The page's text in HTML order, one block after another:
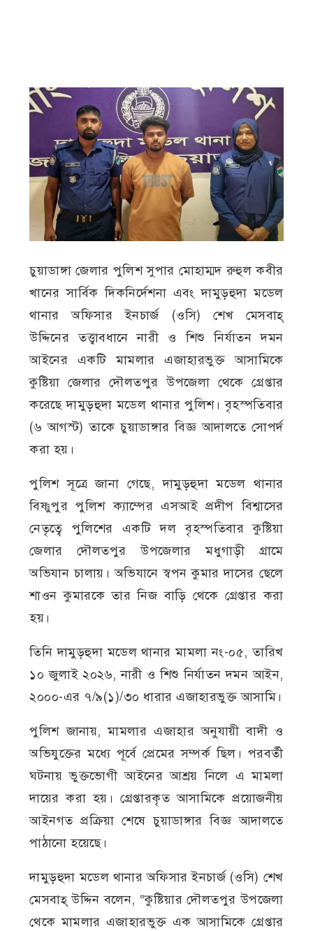
চুয়াডাঙ্গা জেলার পুলিশ সুপার মোহাম্মদ রুহুল কবীর
খানের সার্বিক দিকনির্দেশনা এবং দামুড়হুদা মডেল
থানার অফিসার ইনচার্জ (ওসি) শেখ মেসবাহ্
উদ্দিনের তত্ত্বাবধানে নারী ও শিশু নির্যাতন দমন
আইনের একটি মামলার এজাহারভুক্ত আসামিকে
কুষ্টিয়া জেলার দৌলতপুর উপজেলা থেকে গ্রেপ্তার
করেছে দামুড়হুদা মডেল থানার পুলিশ। বৃহস্পতিবার
(৬ আগস্ট) তাকে চুয়াডাঙ্গার বিজ্ঞ আদালতে সোপর্দ
করা হয়।
পুলিশ সূত্রে জানা গেছে, দামুড়হুদা মডেল থানার
বিষ্ণুপুর পুলিশ ক্যাম্পের এসআই প্রদীপ বিশ্বাসের
নেতৃত্বে পুলিশের একটি দল বৃহস্পতিবার কুষ্টিয়া
জেলার দৌলতপুর উপজেলার মধুগাড়ী গ্রামে
অভিযান চালায়। অভিযানে স্বপন কুমার দাসের ছেলে
শাওন কুমারকে তার নিজ বাড়ি থেকে গ্রেপ্তার করা
হয়।
তিনি দামুড়হুদা মডেল থানার মামলা নং-০৫, তারিখ
১০ জুলাই ২০২৬, নারী ও শিশু নির্যাতন দমন আইন,
২০০০-এর ৭/৯(১)/৩০ ধারার এজাহারভুক্ত আসামি।
পুলিশ জানায়, মামলার এজাহার অনুযায়ী বাদী ও
অভিযুক্তের মধ্যে পূর্বে প্রেমের সম্পর্ক ছিল। পরবর্তী
ঘটনায় ভুক্তভোগী আইনের আশ্রয় নিলে এ মামলা
দায়ের করা হয়। গ্রেপ্তারকৃত আসামিকে প্রয়োজনীয়
আইনগত প্রক্রিয়া শেষে চুয়াডাঙ্গার বিজ্ঞ আদালতে
পাঠানো হয়েছে।
দামুড়হুদা মডেল থানার অফিসার ইনচার্জ (ওসি) শেখ
মেসবাহ্ উদ্দিন বলেন, “কুষ্টিয়ার দৌলতপুর উপজেলা
থেকে মামলার এজাহারভুক্ত এক আসামিকে গ্রেপ্তার